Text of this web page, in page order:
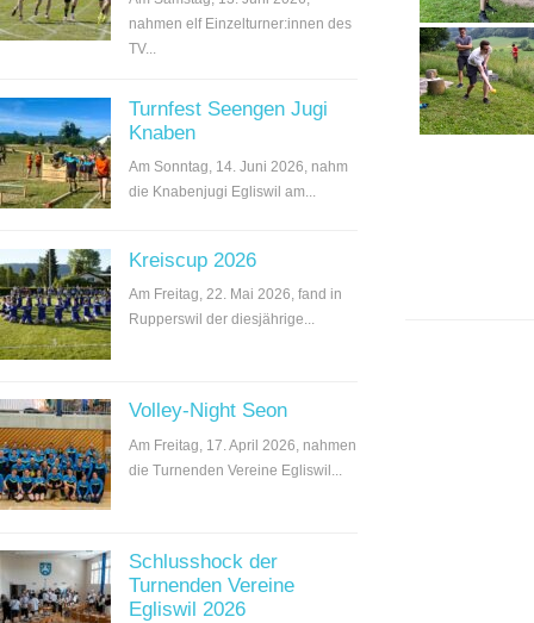
nahmen elf Einzelturner:innen des
TV...
Turnfest Seengen Jugi
Knaben
Am Sonntag, 14. Juni 2026, nahm
die Knabenjugi Egliswil am...
Kreiscup 2026
Am Freitag, 22. Mai 2026, fand in
Rupperswil der diesjährige...
Volley-Night Seon
Am Freitag, 17. April 2026, nahmen
die Turnenden Vereine Egliswil...
Schlusshock der
Turnenden Vereine
Egliswil 2026